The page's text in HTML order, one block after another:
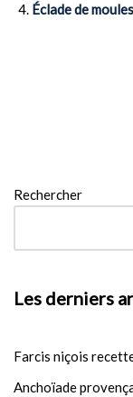
Éclade de
Rechercher
Les derniers
Farcis niçois
Anchoïade